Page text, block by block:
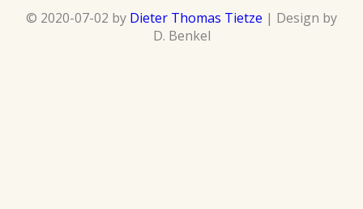
© 2020-07-02 by Dieter Thomas Tietze | Design by
D. Benkel